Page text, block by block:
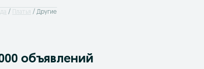
Платья Другие
объявлений